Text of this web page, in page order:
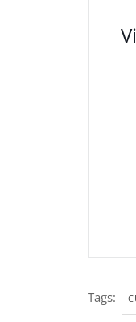
Tags: